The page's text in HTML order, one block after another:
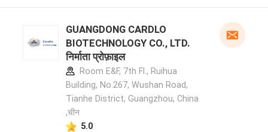
GUANGDONG CARDLO
BIOTECHNOLOGY CO., LTD.
निर्माता प्रोफ़ाइल
Room E&F, 7th Fl., Ruihua
Building, No.267, Wushan Road,
Tianhe District, Guangzhou, China
,चीन
5.0